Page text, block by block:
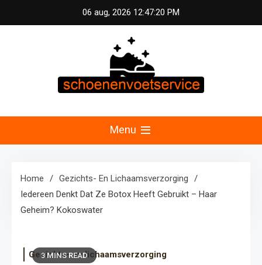
to
06 aug, 2026 12:47:20 PM
Schoenen &
Voetservice –
Schoonheid en
Fitness voor Uw
Voeten
Professionele pedicure, schoenmassage en
fitnessconsultatie voor optimale voetverzorging en
Menu
Home
Gezichts- En Lichaamsverzorging
Iedereen Denkt Dat Ze Botox Heeft Gebruikt – Haar
Geheim? Kokoswater
3 MINS READ
Gezichts- en lichaamsverzorging